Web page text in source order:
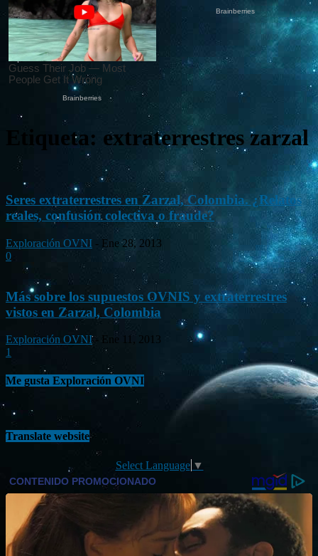
Etiqueta: extraterrestres zarzal
Seres extraterrestres en Zarzal, Colombia. ¿Relatos
reales, confusión colectiva o fraude?
Exploración OVNI - Ene 28, 2013
0
Más sobre los supuestos OVNIS y extraterrestres
vistos en Zarzal, Colombia
Exploración OVNI -
Ene 11, 2013
1
Me gusta Exploración OVNI
Translate website
Select Language ▼